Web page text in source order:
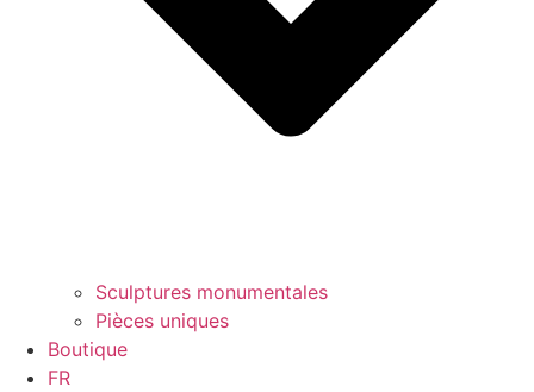
Sculptures monumentales
Pièces uniques
Boutique
FR